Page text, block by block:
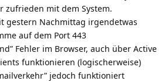
zufrieden mit dem System.
gestern Nachmittag irgendetwas
auf dem Port 443
Fehler im Browser, auch über Active
funktionieren (logischerweise)
jedoch funktioniert